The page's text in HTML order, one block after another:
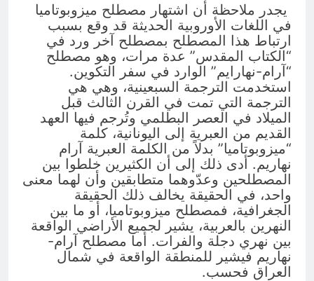
يجدر ملاحظة أن اشتهار مصطلح ميزوبوتاميا
في اللغات الأوروبية الحديثة قد وقع بسبب
ارتباط هذا المصطلح بمصطلح آخر ورد في
“الكتاب المقدس” عدة مرات، وهو مصطلح
“آرام-نهارايم” الوارد في سفر التكوين.
استخدمت الترجمة السبعينية، وهي هي
الترجمة التي تمت في القرن الثالث قبل
الميلاد في العصر البطلمي وتُرجم فيها العهد
القديم من العبرية إلى اليونانية، كلمة
“ميزوبوتاميا” بدلاً من الكلمة العبرية آرام
نهاريم. أدى ذلك إلى أن الكثيرين خلطوا بين
المصطلحين وعدّوهما متطابقين وأن لهما معنى
واحد، في الحقيقة يخالف ذلك الحقيقة
الجغرافية، فمصطلح ميزوبوتاميا، أو ما بين
النهرين بالعربية، يشير لجميع الأراضي الواقعة
بين نهري دجلة والفرات. أما مصطلح آرام-
نهاريم فيشير للمنطقة الواقعة في شمال
العراق فحسب.